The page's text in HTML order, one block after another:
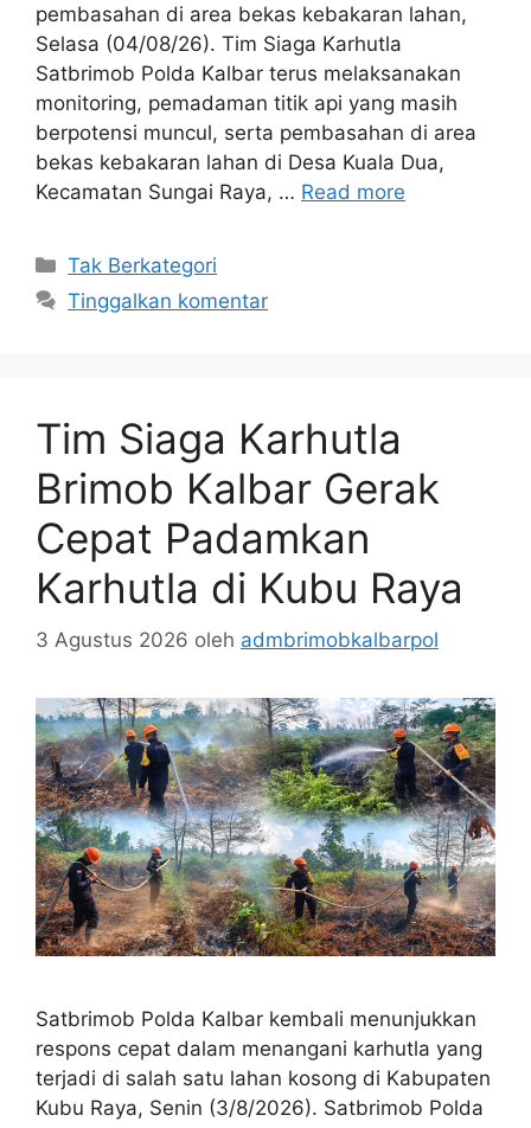
pembasahan di area bekas kebakaran lahan,
Selasa (04/08/26). Tim Siaga Karhutla
Satbrimob Polda Kalbar terus melaksanakan
monitoring, pemadaman titik api yang masih
berpotensi muncul, serta pembasahan di area
bekas kebakaran lahan di Desa Kuala Dua,
Kecamatan Sungai Raya, … Read more
Kategori
Tak Berkategori
Tinggalkan komentar
Tim Siaga Karhutla
Brimob Kalbar Gerak
Cepat Padamkan
Karhutla di Kubu Raya
3 Agustus 2026 oleh admbrimobkalbarpol
Satbrimob Polda Kalbar kembali menunjukkan
respons cepat dalam menangani karhutla yang
terjadi di salah satu lahan kosong di Kabupaten
Kubu Raya, Senin (3/8/2026). Satbrimob Polda